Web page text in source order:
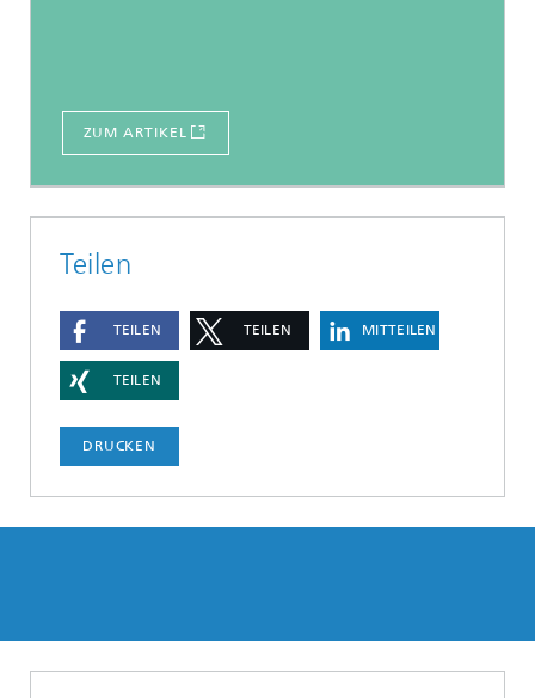
ZUM ARTIKEL
Teilen
TEILEN TEILEN MITTEILEN
TEILEN
DRUCKEN